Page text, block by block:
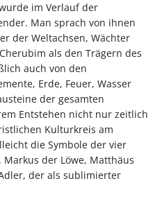
im Verlauf der
Man sprach von ihnen
der Weltachsen, Wächter
als den Trägern des
auch von den
Erde, Feuer, Wasser
der gesamten
Entstehen nicht nur zeitlich
Kulturkreis am
die Symbole der vier
Markus der Löwe, Matthäus
der als sublimierter